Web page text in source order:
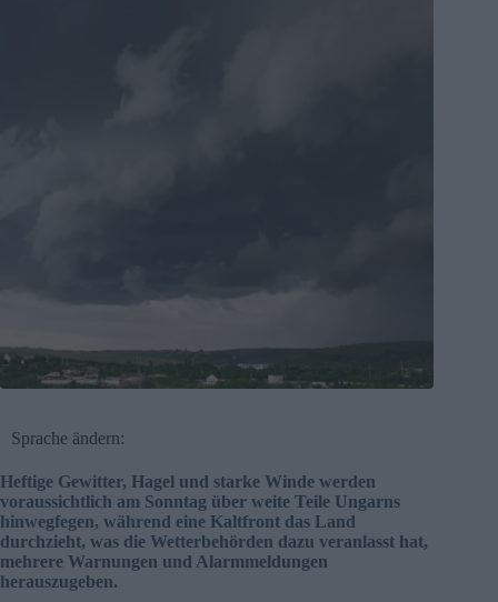
Sprache ändern:
Heftige Gewitter, Hagel und starke Winde werden
voraussichtlich am Sonntag über weite Teile Ungarns
hinwegfegen, während eine Kaltfront das Land
durchzieht, was die Wetterbehörden dazu veranlasst hat,
mehrere Warnungen und Alarmmeldungen
herauszugeben.